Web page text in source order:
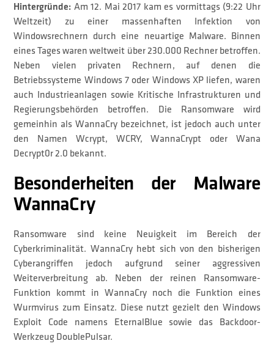
Hintergründe: Am 12. Mai 2017 kam es vormittags (9:22 Uhr
Weltzeit) zu einer massenhaften Infektion von
Windowsrechnern durch eine neuartige Malware. Binnen
eines Tages waren weltweit über 230.000 Rechner betroffen.
Neben vielen privaten Rechnern, auf denen die
Betriebssysteme Windows 7 oder Windows XP liefen, waren
auch Industrieanlagen sowie Kritische Infrastrukturen und
Regierungsbehörden betroffen. Die Ransomware wird
gemeinhin als WannaCry bezeichnet, ist jedoch auch unter
den Namen Wcrypt, WCRY, WannaCrypt oder Wana
Decrypt0r 2.0 bekannt.
Besonderheiten der Malware
WannaCry
Ransomware sind keine Neuigkeit im Bereich der
Cyberkriminalität. WannaCry hebt sich von den bisherigen
Cyberangriffen jedoch aufgrund seiner aggressiven
Weiterverbreitung ab. Neben der reinen Ransomware-
Funktion kommt in WannaCry noch die Funktion eines
Wurmvirus zum Einsatz. Diese nutzt gezielt den Windows
Exploit Code namens EternalBlue sowie das Backdoor-
Werkzeug DoublePulsar.